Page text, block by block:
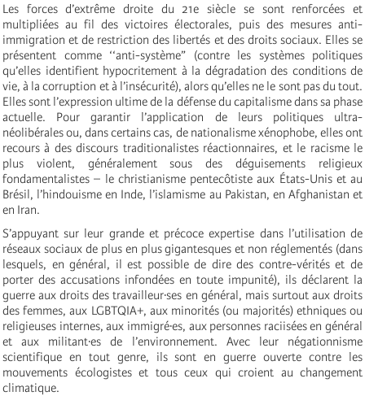
Les forces d’extrême droite du 21e siècle se sont renforcées et
multipliées au fil des victoires électorales, puis des mesures anti-
immigration et de restriction des libertés et des droits sociaux. Elles se
présentent comme ‘‘anti-système” (contre les systèmes politiques
qu’elles identifient hypocritement à la dégradation des conditions de
vie, à la corruption et à l’insécurité), alors qu’elles ne le sont pas du tout.
Elles sont l’expression ultime de la défense du capitalisme dans sa phase
actuelle. Pour garantir l’application de leurs politiques ultra-
néolibérales ou, dans certains cas, de nationalisme xénophobe, elles ont
recours à des discours traditionalistes réactionnaires, et le racisme le
plus violent, généralement sous des déguisements religieux
fondamentalistes – le christianisme pentecôtiste aux États-Unis et au
Brésil, l’hindouisme en Inde, l’islamisme au Pakistan, en Afghanistan et
en Iran.
S’appuyant sur leur grande et précoce expertise dans l’utilisation de
réseaux sociaux de plus en plus gigantesques et non réglementés (dans
lesquels, en général, il est possible de dire des contre-vérités et de
porter des accusations infondées en toute impunité), ils déclarent la
guerre aux droits des travailleur·ses en général, mais surtout aux droits
des femmes, aux LGBTQIA+, aux minorités (ou majorités) ethniques ou
religieuses internes, aux immigré·es, aux personnes raciisées en général
et aux militant·es de l’environnement. Avec leur négationnisme
scientifique en tout genre, ils sont en guerre ouverte contre les
mouvements écologistes et tous ceux qui croient au changement
climatique.